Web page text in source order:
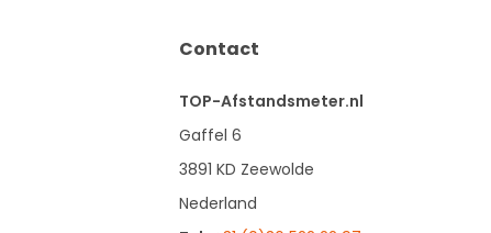
Contact
TOP-Afstandsmeter.nl
Gaffel 6
3891 KD Zeewolde
Nederland